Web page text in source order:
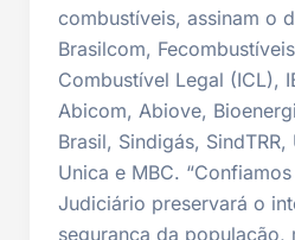
combustíveis, assinam o
Brasilcom,
Combustível Legal (ICL),
Abicom, Abiove,
Brasil, Sindigás,
Unica e MBC.
Judiciário preservará o
segurança da população,